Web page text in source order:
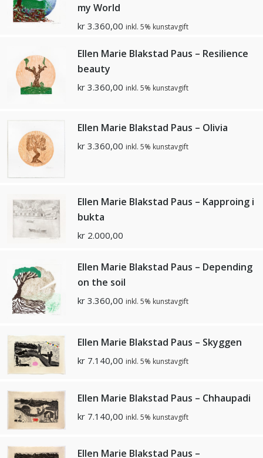
my World
kr 3.360,00 inkl. 5% kunstavgift
Ellen Marie Blakstad Paus – Resilience
beauty
kr 3.360,00 inkl. 5% kunstavgift
Ellen Marie Blakstad Paus – Olivia
kr 3.360,00 inkl. 5% kunstavgift
Ellen Marie Blakstad Paus – Kapproing i
bukta
kr 2.000,00
Ellen Marie Blakstad Paus – Depending
on the soil
kr 3.360,00 inkl. 5% kunstavgift
Ellen Marie Blakstad Paus – Skyggen
kr 7.140,00 inkl. 5% kunstavgift
Ellen Marie Blakstad Paus – Chhaupadi
kr 7.140,00 inkl. 5% kunstavgift
Ellen Marie Blakstad Paus –